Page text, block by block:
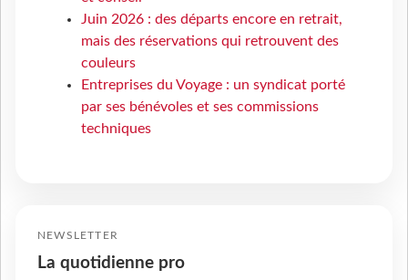
Juin 2026 : des départs encore en retrait,
mais des réservations qui retrouvent des
couleurs
Entreprises du Voyage : un syndicat porté
par ses bénévoles et ses commissions
techniques
NEWSLETTER
La quotidienne pro